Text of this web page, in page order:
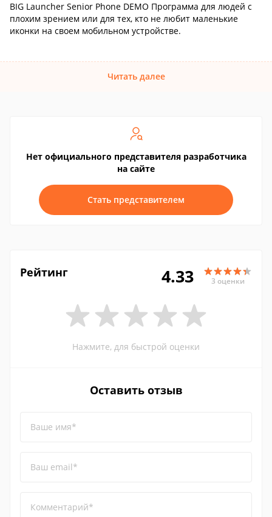
BIG Launcher Senior Phone DEMO Программа для людей с
плохим зрением или для тех, кто не любит маленькие
иконки на своем мобильном устройстве.
Читать далее
Нет официального представителя разработчика
на сайте
Стать представителем
Рейтинг 4.33 3 оценки
Нажмите, для быстрой оценки
Оставить отзыв
Ваше имя*
Ваш email*
Комментарий*